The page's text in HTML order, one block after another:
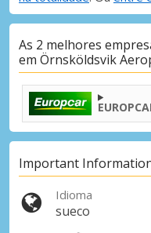
As 2 melhores
em Örnsköldsvik
Important
Idioma
sueco